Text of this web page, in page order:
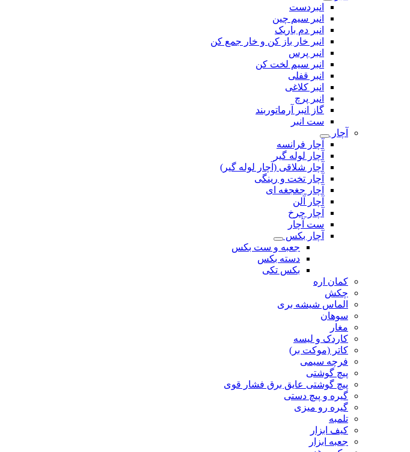
انبردست
انبر سیم چین
انبر دم باریک
انبر خار باز کن و خار جمع کن
انبر پرس
انبر سیم لخت کن
انبر قفلی
انبر کلاغی
انبر پرچ
گاز انبر آرماتوربند
ست انبر
آچار
آچار فرانسه
آچار لوله گیر
آچار شلاقی (آچار لوله گیر)
آچار تخت و رینگی
آچار جغجغه ای
آچار آلن
آچار چرخ
ست آچار
آچار بکس
جعبه و ست بکس
دسته بکس
بکس تکی
کمان اره
چکش
الماس شیشه بری
سوهان
مغار
کاردک و لیسه
کاتر (موکت بر)
فرچه سیمی
پیچ‌ گوشتی
پیچ گوشتی عایق برق فشار قوی
گیره و پیچ دستی
گیره رو میزی
تلمبه
کیف ابزار
جعبه ابزار